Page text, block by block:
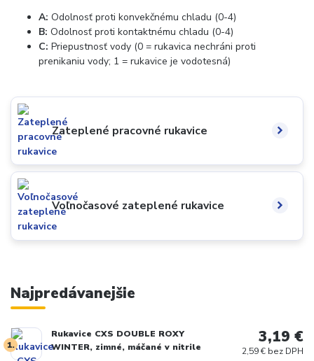
A: Odolnosť proti konvekčnému chladu (0-4)
B: Odolnosť proti kontaktnému chladu (0-4)
C: Priepustnosť vody (0 = rukavica nechráni proti
prenikaniu vody; 1 = rukavice je vodotesná)
Zateplené pracovné rukavice
Voľnočasové zateplené rukavice
Najpredávanejšie
1.
Rukavice CXS DOUBLE ROXY
WINTER, zimné, máčané v nitrile
3,19 €
2,59 € bez DPH